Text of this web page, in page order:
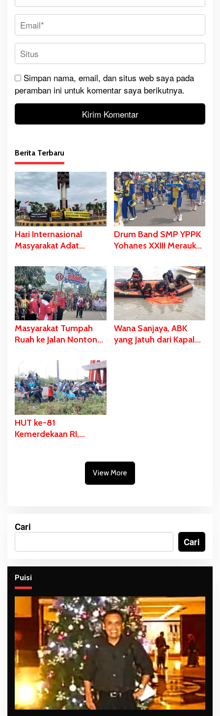
Simpan nama, email, dan situs web saya pada
peramban ini untuk komentar saya berikutnya.
Berita Terbaru
Hari Internasional
Masyarakat Adat
Merah Hingga Spanduk
Dibentangkan di Libra-
Merauke
Drum Band SMP YPPK
Yohanes XXIII Merauke
Perhatian Berbagai
Kalangan
Masyarakat Tumpah
Ruah ke Jalan Nonton
Gebze: Jangan Lupakan
Identitas
Wana Sanjaya, ABK
yang Jatuh dari Kapal
HUT ke-81
Kemerdekaan RI,
Pengibaran BenderaView More
Cari
Cari
Puisi